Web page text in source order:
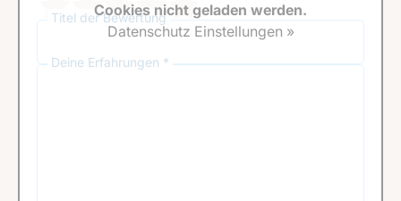
Titel der Bewertung
Deine Erfahrungen *
Cookies nicht geladen werden.
Datenschutz Einstellungen »